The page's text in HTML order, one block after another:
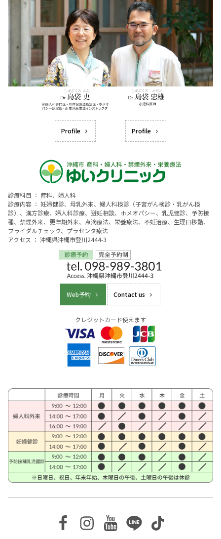
Profile Profile
診療科目 ： 産科、婦人科
診療内容 ： 妊婦健診、母乳外来、婦人科検診（子宮がん検診・乳がん検
診）、漢方診療、婦人科診療、避妊相談、ホメオパシー、乳児健診、予防接
種、禁煙外来、更年期外来、点滴療法、栄養療法、不妊治療、生理日移動、
ブライダルチェック、プラセンタ療法
アクセス ： 沖縄県沖縄市登川2444-3
Web予約 Contact us
クレジットカード使えます
Facebook
Instagram
Youtube
LineTikTok